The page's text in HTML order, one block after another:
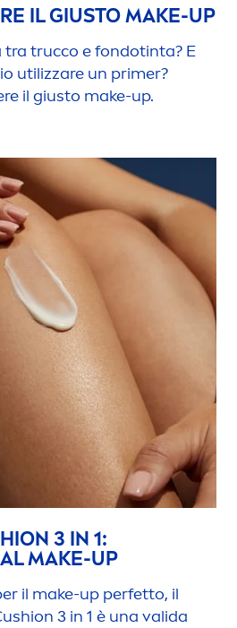
IL GIUSTO MAKE-UP
tra trucco e fondotinta? E
utilizzare un primer?
il giusto make-up.
3 IN 1:
MAKE-UP
il make-up perfetto, il
3 in 1 è una valida